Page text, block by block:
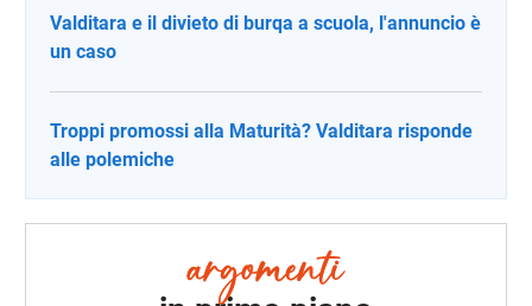
Valditara e il divieto di burqa a scuola, l'annuncio è
un caso
Troppi promossi alla Maturità? Valditara risponde
alle polemiche